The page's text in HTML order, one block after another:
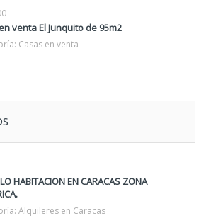
venta El Junquito de 95m2
Casas en venta
HABITACION EN CARACAS ZONA
Alquileres en Caracas